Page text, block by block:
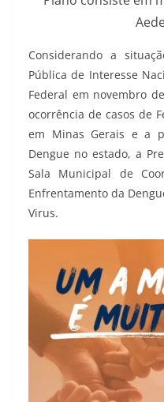
Considerando a
Pública de Interesse
Federal em novembro
ocorrência de casos de
em Minas Gerais e a
Dengue no estado, a
Sala Municipal de
Enfrentamento da
Virus.